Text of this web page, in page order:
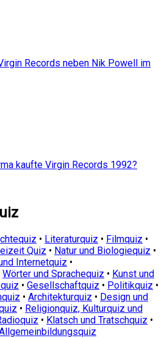
Records neben Nik Powell im
kaufte Virgin Records 1992?
• Literaturquiz • Filmquiz •
Quiz • Natur und Biologiequiz •
Internetquiz •
Wörter und Sprachequiz • Kunst und
• Gesellschaftquiz • Politikquiz •
• Architekturquiz • Design und
• Religionquiz, Kulturquiz und
• Klatsch und Tratschquiz •